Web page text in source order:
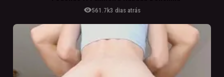
visibility561.7k3 dias atrás